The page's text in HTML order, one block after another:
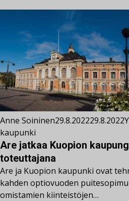
Anne Soininen29.8.202229.8.2022
kaupunki
Are jatkaa Kuopion
toteuttajana
Are ja Kuopion kaupunki ovat
kahden optiovuoden
omistamien kiinteistöjen…